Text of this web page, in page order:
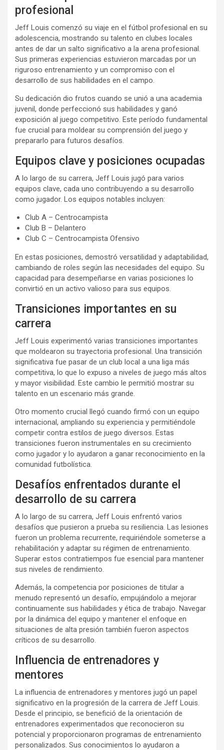
profesional
Jeff Louis comenzó su viaje en el fútbol profesional en su
adolescencia, mostrando su talento en clubes locales
antes de dar un salto significativo a la arena profesional.
Sus primeras experiencias estuvieron marcadas por un
riguroso entrenamiento y un compromiso con el
desarrollo de sus habilidades en el campo.
Su dedicación dio frutos cuando se unió a una academia
juvenil, donde perfeccionó sus habilidades y ganó
exposición al juego competitivo. Este período fundamental
fue crucial para moldear su comprensión del juego y
prepararlo para futuros desafíos.
Equipos clave y posiciones ocupadas
A lo largo de su carrera, Jeff Louis jugó para varios
equipos clave, cada uno contribuyendo a su desarrollo
como jugador. Los equipos notables incluyen:
Club A – Centrocampista
Club B – Delantero
Club C – Centrocampista Ofensivo
En estas posiciones, demostró versatilidad y adaptabilidad,
cambiando de roles según las necesidades del equipo. Su
capacidad para desempeñarse en varias posiciones lo
convirtió en un activo valioso para sus equipos.
Transiciones importantes en su
carrera
Jeff Louis experimentó varias transiciones importantes
que moldearon su trayectoria profesional. Una transición
significativa fue pasar de un club local a una liga más
competitiva, lo que lo expuso a niveles de juego más altos
y mayor visibilidad. Este cambio le permitió mostrar su
talento en un escenario más grande.
Otro momento crucial llegó cuando firmó con un equipo
internacional, ampliando su experiencia y permitiéndole
competir contra estilos de juego diversos. Estas
transiciones fueron instrumentales en su crecimiento
como jugador y lo ayudaron a ganar reconocimiento en la
comunidad futbolística.
Desafíos enfrentados durante el
desarrollo de su carrera
A lo largo de su carrera, Jeff Louis enfrentó varios
desafíos que pusieron a prueba su resiliencia. Las lesiones
fueron un problema recurrente, requiriéndole someterse a
rehabilitación y adaptar su régimen de entrenamiento.
Superar estos contratiempos fue esencial para mantener
sus niveles de rendimiento.
Además, la competencia por posiciones de titular a
menudo representó un desafío, empujándolo a mejorar
continuamente sus habilidades y ética de trabajo. Navegar
por la dinámica del equipo y mantener el enfoque en
situaciones de alta presión también fueron aspectos
críticos de su desarrollo.
Influencia de entrenadores y
mentores
La influencia de entrenadores y mentores jugó un papel
significativo en la progresión de la carrera de Jeff Louis.
Desde el principio, se benefició de la orientación de
entrenadores experimentados que reconocieron su
potencial y proporcionaron programas de entrenamiento
personalizados. Sus conocimientos lo ayudaron a